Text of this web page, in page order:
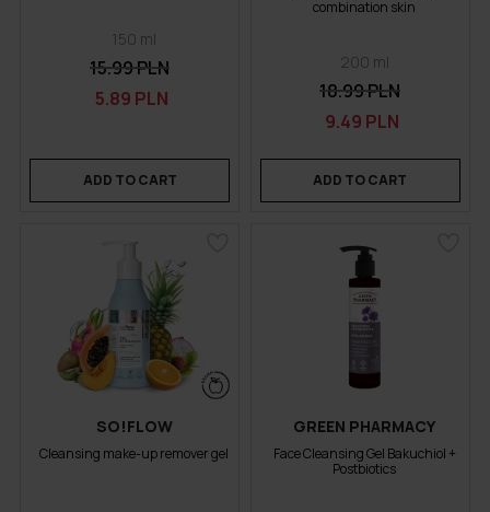
150 ml
15.99 PLN
5.89 PLN
ADD TO CART
combination skin
200 ml
18.99 PLN
9.49 PLN
ADD TO CART
SO!FLOW
Cleansing make-up remover gel
GREEN PHARMACY
Face Cleansing Gel Bakuchiol +
Postbiotics